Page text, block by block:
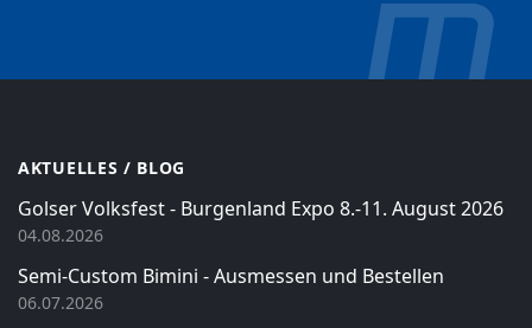
AKTUELLES / BLOG
Golser Volksfest - Burgenland Expo 8.-11. August 2026
04.08.2026
Semi-Custom Bimini - Ausmessen und Bestellen
06.07.2026